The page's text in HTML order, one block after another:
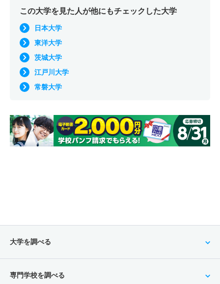
この大学を見た人が他にもチェックした大学
日本大学
東洋大学
茨城大学
江戸川大学
常磐大学
大学を調べる
専門学校を調べる